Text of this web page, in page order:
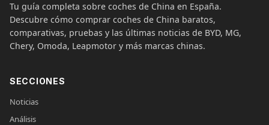
Tu guía completa sobre coches de China en España.
Descubre cómo comprar coches de China baratos,
comparativas, pruebas y las últimas noticias de BYD, MG,
Chery, Omoda, Leapmotor y más marcas chinas.
SECCIONES
Noticias
Análisis